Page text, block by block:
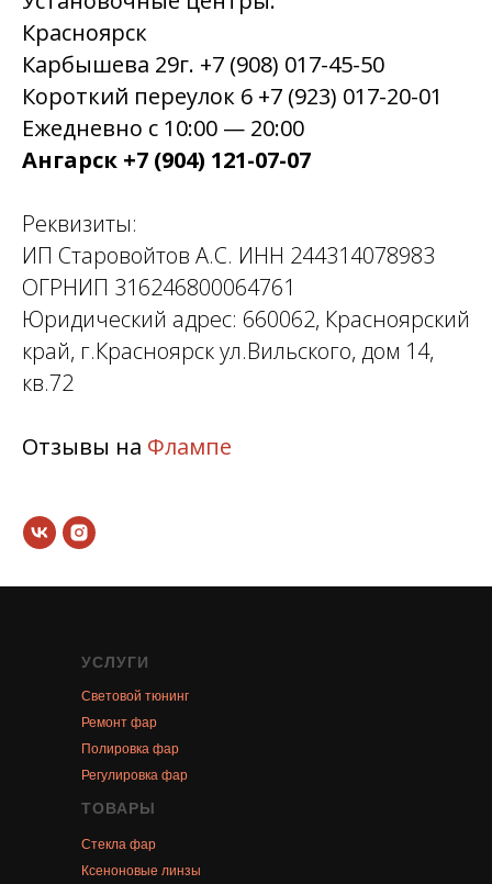
Красноярск
Карбышева 29г. +7 (908) 017-45-50
Короткий переулок 6 +7 (923) 017-20-01
Ежедневно с 10:00 — 20:00
Ангарск +7 (904) 121-07-07
Реквизиты:
ИП Старовойтов А.С. ИНН 244314078983
ОГРНИП 316246800064761
Юридический адрес: 660062, Красноярский
край, г.Красноярск ул.Вильского, дом 14,
кв.72
Отзывы на Флампе
УСЛУГИ
Световой тюнинг
Ремонт фар
Полировка фар
Регулировка фар
ТОВАРЫ
Стекла фар
Ксеноновые линзы